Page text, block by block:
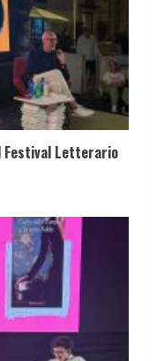
Festival Letterario